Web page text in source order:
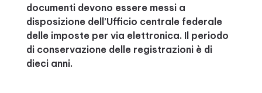
documenti devono essere messi a
disposizione dell’Ufficio centrale federale
delle imposte per via elettronica. Il periodo
di conservazione delle registrazioni è di
dieci anni.